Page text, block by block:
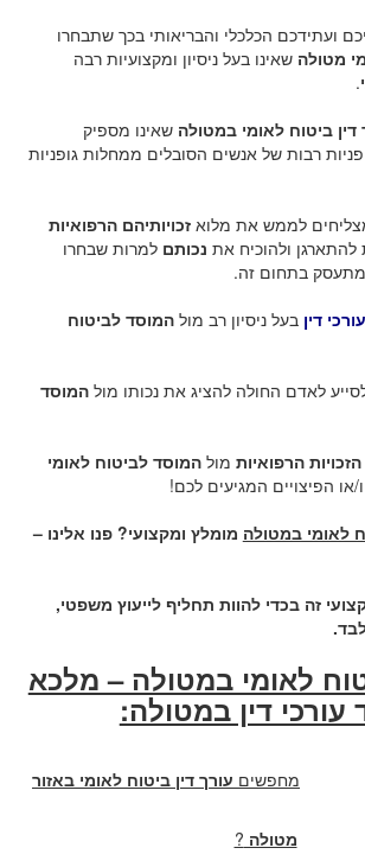
ועתידכם הכלכלי והבריאותי בכך שתבחרו
מטולה שאינו בעל ניסיון ומקצועיות רבה
.
דין ביטוח לאומי במטולה שאינו מספיק
רבות של אנשים הסובלים ממחלות גופניות
לממש את מלואזכויותיהם הרפואיות
להתארגן ולהוכיח את נכותם למרות שבחרו
בתחום זה.
דין בעל ניסיון רב מולהמוסד לביטוח
לאדם החולה להציג את נכותו מולהמוסד
הזכויות הרפואיות מולהמוסד לביטוח לאומי
הפיצויים המגיעים לכם!
לאומי במטולה מומלץ ומקצועי? פנו אלינו –
זה בכדי להוות תחליף לייעוץ משפטי,
לאומי במטולה – מלכא
דין במטולה:
מחפשים עורך דין ביטוח לאומי באזור
מטולה ?